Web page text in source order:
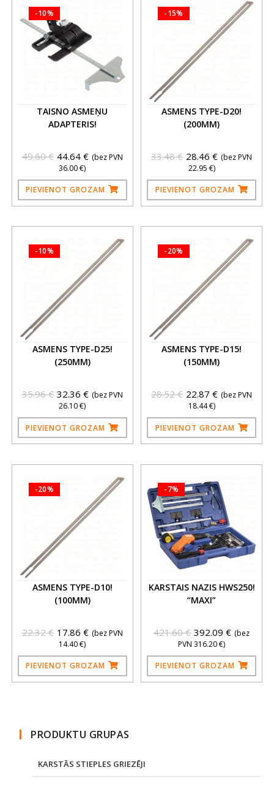
-10%
TAISNO ASMEŅU
ADAPTERIS!
49.60€ 44.64 € (bez PVN
36.00€)
PIEVIENOT GROZAM
-15%
ASMENS TYPE-D20!
(200MM)
33.48€ 28.46€ (bez PVN
22.95 €)
PIEVIENOT GROZAM
-10%
ASMENS TYPE-D25!
(250MM)
35.96€ 32.36 € (bez PVN
26.10€)
PIEVIENOT GROZAM
-20%
ASMENS TYPE-D15!
(150MM)
28.52€ 22.87€ (bez PVN
18.44€)
PIEVIENOT GROZAM
-20%
ASMENS TYPE-D10!
(100MM)
22.32€ 17.86 € (bez PVN
14.40€)
PIEVIENOT GROZAM
-7%
KARSTAIS NAZIS HWS250!
“MAXI”
421.60€ 392.09€ (bez
PVN316.20€)
PIEVIENOT GROZAM
PRODUKTU GRUPAS
KARSTĀS STIEPLES GRIEZĒJI